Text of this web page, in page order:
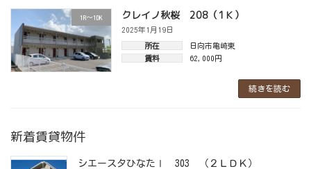
1R～1DK クレイノ秋桜 208（1Ｋ）
2025年1月19日
続きを読む
所在
日向市亀崎東
賃料
62,000円
新着賃貸物件
シエースタひなたⅠ 303 （２ＬＤＫ）